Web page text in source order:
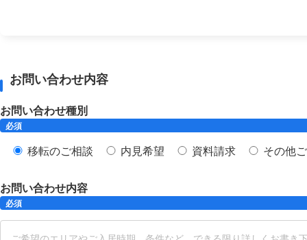
お問い合わせ内容
お問い合わせ種別
必須
移転のご相談 内見希望 資料請求 その他
お問い合わせ内容
必須